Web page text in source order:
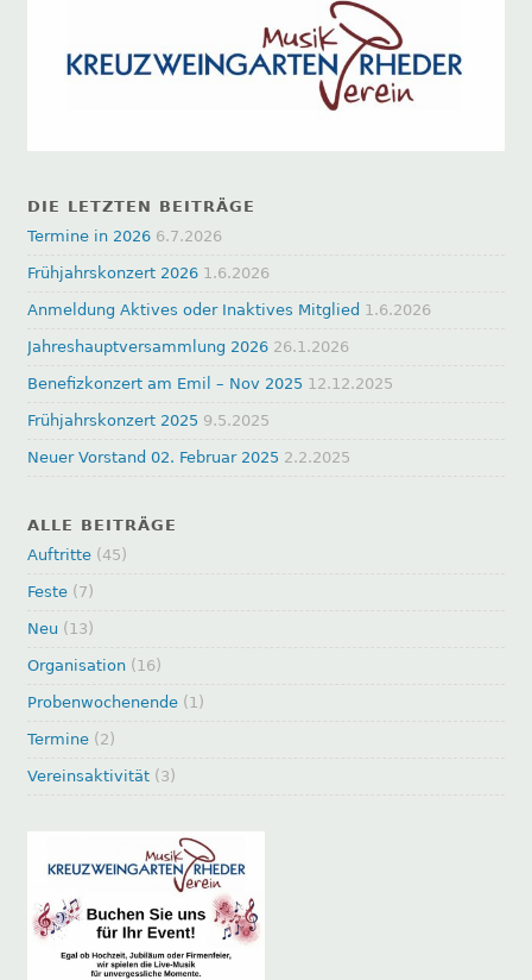
DIE LETZTEN BEITRÄGE
Termine in 2026 6.7.2026
Frühjahrskonzert 2026 1.6.2026
Anmeldung Aktives oder Inaktives Mitglied 1.6.2026
Jahreshauptversammlung 2026 26.1.2026
Benefizkonzert am Emil – Nov 2025 12.12.2025
Frühjahrskonzert 2025 9.5.2025
Neuer Vorstand 02. Februar 2025 2.2.2025
ALLE BEITRÄGE
Auftritte (45)
Feste (7)
Neu (13)
Organisation (16)
Probenwochenende (1)
Termine (2)
Vereinsaktivität (3)